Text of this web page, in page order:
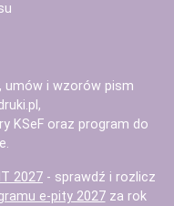
umów i wzorów pism
,
KSeF oraz program do
2027 - sprawdź i rozlicz
e-pity 2027za rok